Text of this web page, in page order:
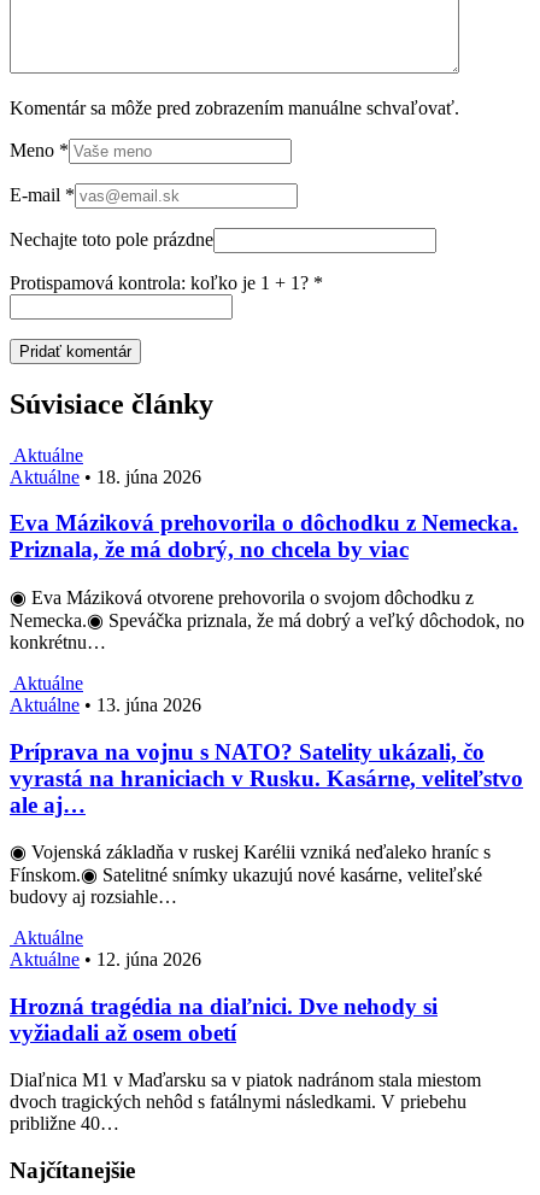
Komentár sa môže pred zobrazením manuálne schvaľovať.
Meno *
E-mail *
Nechajte toto pole prázdne
Protispamová kontrola: koľko je 1 + 1? *
Súvisiace články
Aktuálne
Aktuálne • 18. júna 2026
Eva Máziková prehovorila o dôchodku z Nemecka.
Priznala, že má dobrý, no chcela by viac
◉ Eva Máziková otvorene prehovorila o svojom dôchodku z
Nemecka.◉ Speváčka priznala, že má dobrý a veľký dôchodok, no
konkrétnu…
Aktuálne
Aktuálne • 13. júna 2026
Príprava na vojnu s NATO? Satelity ukázali, čo
vyrastá na hraniciach v Rusku. Kasárne, veliteľstvo
ale aj…
◉ Vojenská základňa v ruskej Karélii vzniká neďaleko hraníc s
Fínskom.◉ Satelitné snímky ukazujú nové kasárne, veliteľské
budovy aj rozsiahle…
Aktuálne
Aktuálne • 12. júna 2026
Hrozná tragédia na diaľnici. Dve nehody si
vyžiadali až osem obetí
Diaľnica M1 v Maďarsku sa v piatok nadránom stala miestom
dvoch tragických nehôd s fatálnymi následkami. V priebehu
približne 40…
Najčítanejšie